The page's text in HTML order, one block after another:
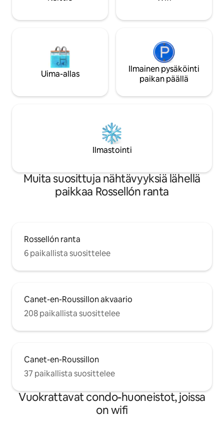
Uima-allas
Ilmainen pysäköinti
paikan päällä
Ilmastointi
Muita suosittuja nähtävyyksiä lähellä
paikkaa Rossellón ranta
Rossellón ranta
6 paikallista suosittelee
Canet-en-Roussillon akvaario
208 paikallista suosittelee
Canet-en-Roussillon
37 paikallista suosittelee
Vuokrattavat condo-huoneistot, joissa
on wifi